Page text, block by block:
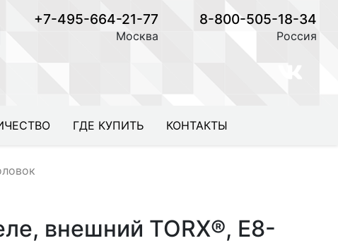
+7-495-664-21-77
Москва
8-800-505-18-34
Россия
ГДЕ КУПИТЬ КОНТАКТЫ
внешний TORX®, E8-